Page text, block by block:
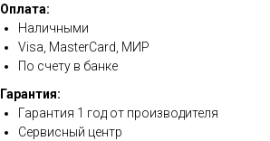
Оплата:
Наличными
Visa, MasterCard, МИР
По счету в банке
Гарантия:
Гарантия 1 год от производителя
Сервисный центр